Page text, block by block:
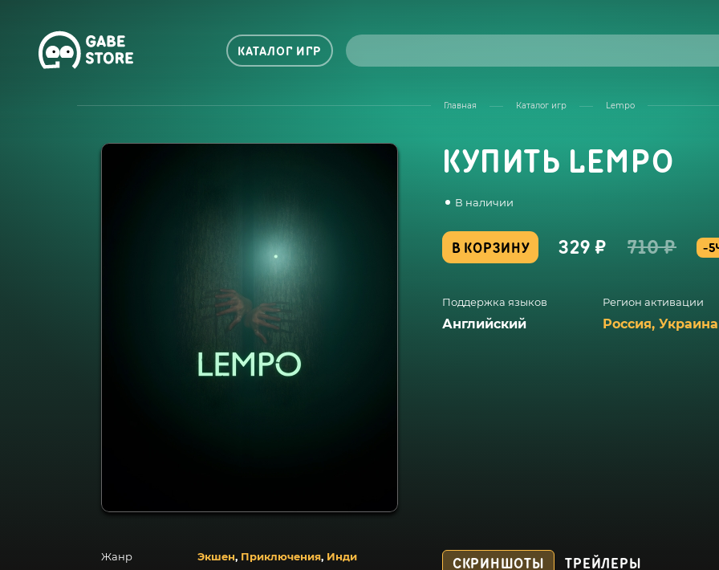
КАТАЛОГ ИГР
Главная Каталог игр Lempo
КУПИТЬ LEMPO
В наличии
В КОРЗИНУ 329 ₽ 710 ₽ -
Поддержка языков
Английский
Регион активации
Россия,
Жанр Экшен, Приключения, Инди
СКРИНШОТЫ ТРЕЙЛЕРЫ